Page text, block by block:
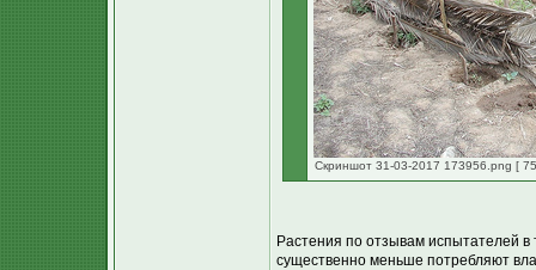
Скриншот 31-03-2017 173956.png [
Растения по отзывам испытателей в
существенно меньше потребляют